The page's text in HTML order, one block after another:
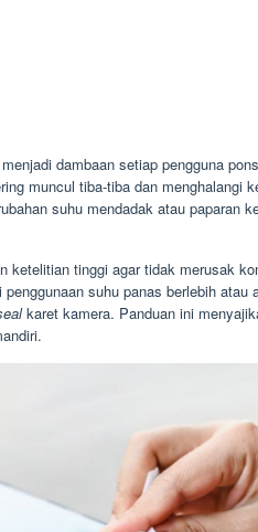
dambaan setiap pengguna
muncul tiba-tiba dan menghalangi
suhu mendadak atau paparan
ketelitian tinggi agar tidak merusak
suhu panas berlebih
karet kamera. Panduan ini